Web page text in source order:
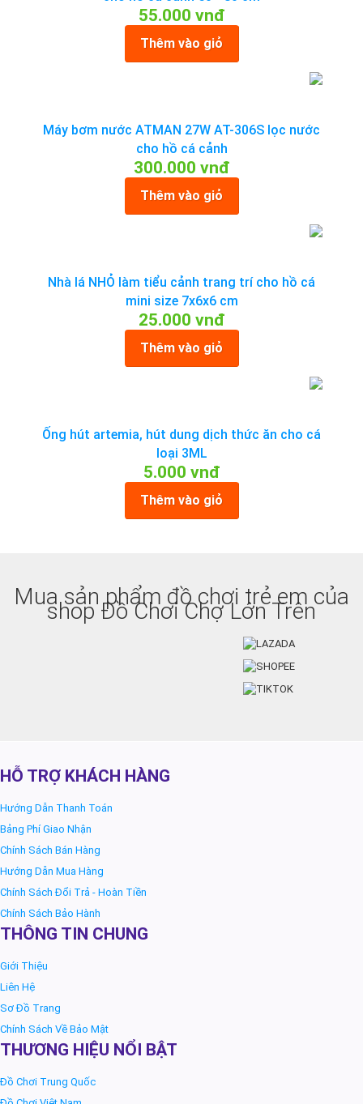
55.000 vnđ
Thêm vào giỏ
Máy bơm nước ATMAN 27W AT-306S lọc nước
cho hồ cá cảnh
300.000 vnđ
Thêm vào giỏ
Nhà lá NHỎ làm tiểu cảnh trang trí cho hồ cá
mini size 7x6x6 cm
25.000 vnđ
Thêm vào giỏ
Ống hút artemia, hút dung dịch thức ăn cho cá
loại 3ML
5.000 vnđ
Thêm vào giỏ
Mua sản phẩm đồ chơi trẻ em của
shop Đồ Chơi Chợ Lớn Trên
HỖ TRỢ KHÁCH HÀNG
Hướng Dẫn Thanh Toán
Bảng Phí Giao Nhận
Chính Sách Bán Hàng
Hướng Dẫn Mua Hàng
Chính Sách Đổi Trả - Hoàn Tiền
Chính Sách Bảo Hành
THÔNG TIN CHUNG
Giới Thiệu
Liên Hệ
Sơ Đồ Trang
Chính Sách Về Bảo Mật
THƯƠNG HIỆU NỔI BẬT
Đồ Chơi Trung Quốc